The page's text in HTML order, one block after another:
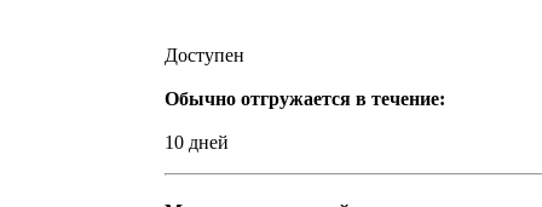
Доступен
Обычно отгружается в течение:
10 дней